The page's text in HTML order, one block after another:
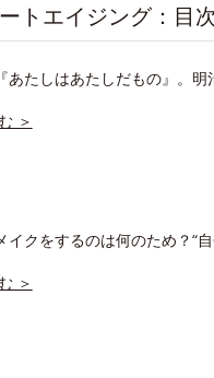
トエイジング：目次
たしはあたしだもの』。明
＞
クをするのは何のため？“
＞